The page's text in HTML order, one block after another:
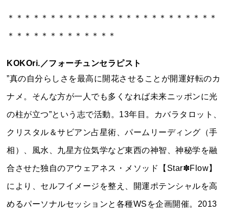
＊＊＊＊＊＊＊＊＊＊＊＊＊＊＊＊＊＊＊＊＊＊＊＊＊
＊＊＊＊＊＊＊＊＊＊＊＊＊
KOKOri. ／フォーチュンセラピスト
”真の自分らしさを最高に開花させることが開運好転のカ
ナメ。そんな方が一人でも多くなれば未来ニッポンに光
の柱が立つ”という志で活動。13年目。カバラタロット、
クリスタル＆サビアン占星術、パームリーディング（手
相）、風水、九星方位気学など東西の神智、神秘学を融
合させた独自のアウェアネス・メソッド【Star✽Flow】
により、セルフイメージを整え、開運ポテンシャルを高
めるパーソナルセッションと各種WSを企画開催。2013